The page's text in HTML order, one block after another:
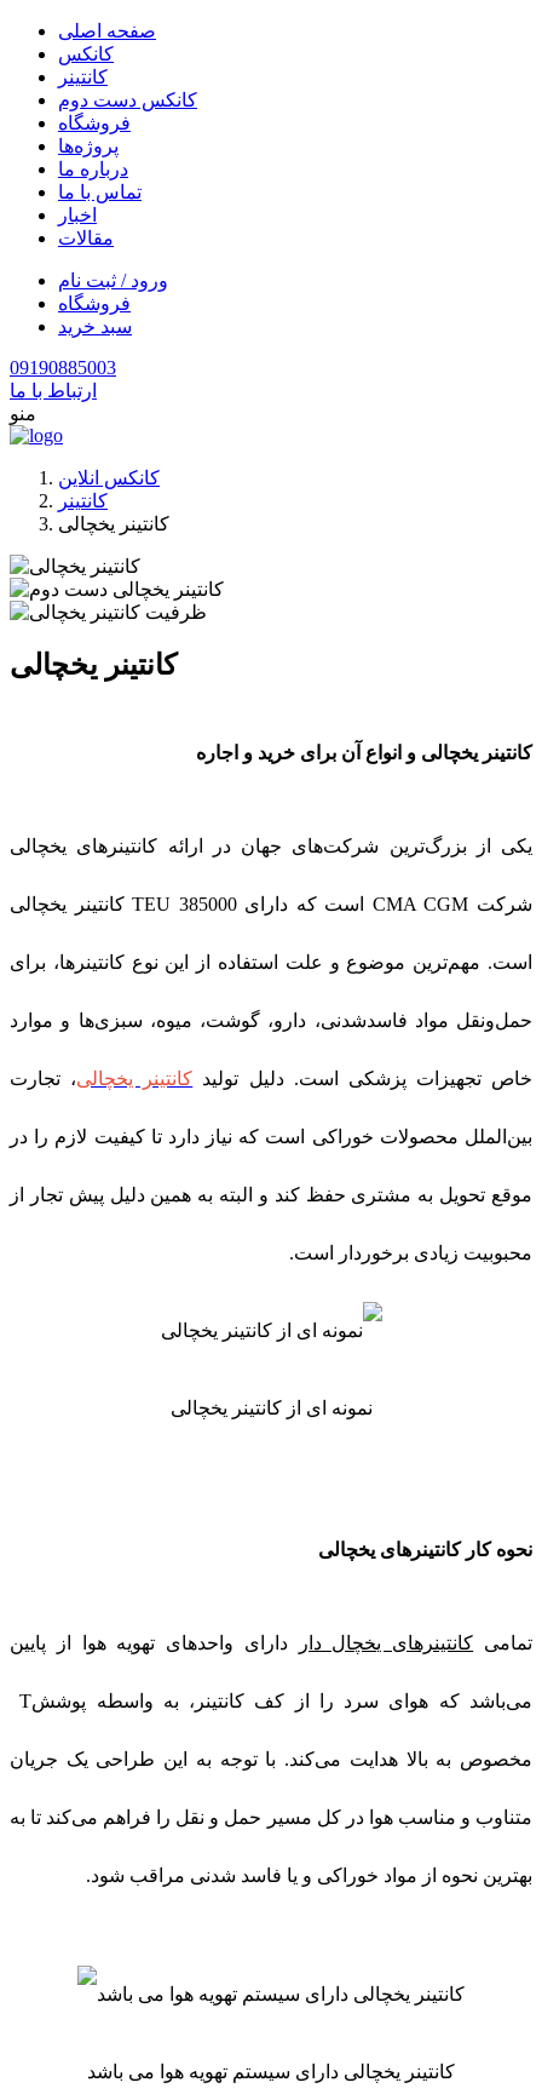
صفحه اصلی
کانکس
کانتینر
کانکس دست دوم
فروشگاه
پروژه‌ها
درباره ما
تماس با ما
اخبار
مقالات
ورود / ثبت نام
فروشگاه
سبد خرید
09190885003
ارتباط با ما
منو
کانکس انلاین
کانتینر
کانتینر یخچالی
کانتینر یخچالی
کانتینر یخچالی و انواع آن برای خرید و اجاره
یکی از بزرگ‌ترین شرکت‌های جهان در ارائه کانتینرهای یخچالی
شرکت CMA CGM است که دارای 385000 TEUکانتینر یخچالی
است. مهم‌ترین موضوع و علت استفاده از این نوع کانتینرها، برای
حمل‌ونقل مواد فاسدشدنی، دارو، گوشت، میوه، سبزی‌ها و موارد
خاص تجهیزات پزشکی است. دلیل تولید کانتینر یخچالی، تجارت
بین‌الملل محصولات خوراکی است که نیاز دارد تا کیفیت لازم را در
موقع تحویل به مشتری حفظ کند و البته به همین دلیل پیش تجار از
محبوبیت زیادی برخوردار است.
نمونه ای از کانتینر یخچالی
نحوه کار کانتینرهای یخچالی
تمامی کانتینرهای یخچال دار دارای واحدهای تهویه هوا از پایین
می‌باشد که هوای سرد را از کف کانتینر، به‌ واسطه پوششT
مخصوص به بالا هدایت می‌کند. با توجه به این طراحی یک جریان
متناوب و مناسب هوا در کل مسیر حمل‌ و نقل را فراهم می‌کند تا به
بهترین نحوه از مواد خوراکی و یا فاسد شدنی مراقب شود.
کانتینر یخچالی دارای سیستم تهویه هوا می باشد